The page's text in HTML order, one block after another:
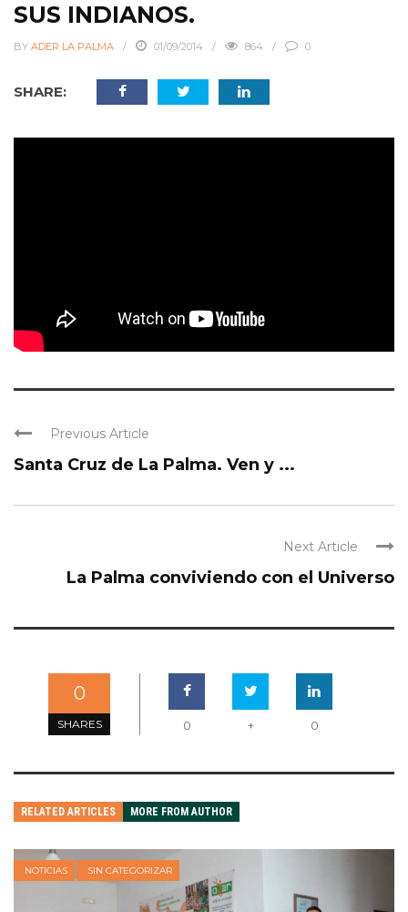
SUS INDIANOS.
BY ADER LA PALMA 01/09/2014 864 0
SHARE:
Previous Article
Santa Cruz de La Palma. Ven y ...
Next Article
La Palma conviviendo con el Universo
0
SHARES 0 + 0
RELATED ARTICLES MORE FROM AUTHOR
NOTICIAS SIN CATEGORIZAR